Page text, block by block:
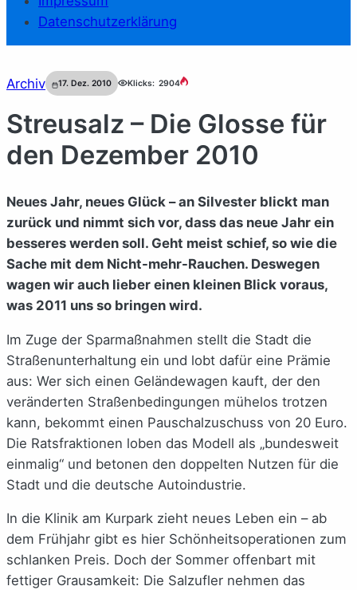
Datenschutzerklärung
Archiv 17. Dez. 2010 Klicks: 2904
Streusalz – Die Glosse für
den Dezember 2010
Neues Jahr, neues Glück – an Silvester blickt man
zurück und nimmt sich vor, dass das neue Jahr ein
besseres werden soll. Geht meist schief, so wie die
Sache mit dem Nicht-mehr-Rauchen. Deswegen
wagen wir auch lieber einen kleinen Blick voraus,
was 2011 uns so bringen wird.
Im Zuge der Sparmaßnahmen stellt die Stadt die
Straßenunterhaltung ein und lobt dafür eine Prämie
aus: Wer sich einen Geländewagen kauft, der den
veränderten Straßenbedingungen mühelos trotzen
kann, bekommt einen Pauschalzuschuss von 20 Euro.
Die Ratsfraktionen loben das Modell als „bundesweit
einmalig“ und betonen den doppelten Nutzen für die
Stadt und die deutsche Autoindustrie.
In die Klinik am Kurpark zieht neues Leben ein – ab
dem Frühjahr gibt es hier Schönheitsoperationen zum
schlanken Preis. Doch der Sommer offenbart mit
fettiger Grausamkeit: Die Salzufler nehmen das